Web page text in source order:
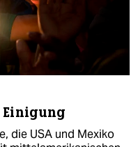
die USA und Mexiko